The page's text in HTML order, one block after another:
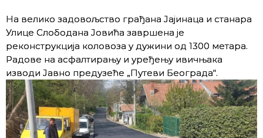
На велико задовољство грађана Јајинаца и станара
Улице Слободана Јовића завршена је
реконструкција коловоза у дужини од 1300 метара.
Радове на асфалтирању и уређењу ивичњака
изводи Јавно предузеће „Путеви Београда“.